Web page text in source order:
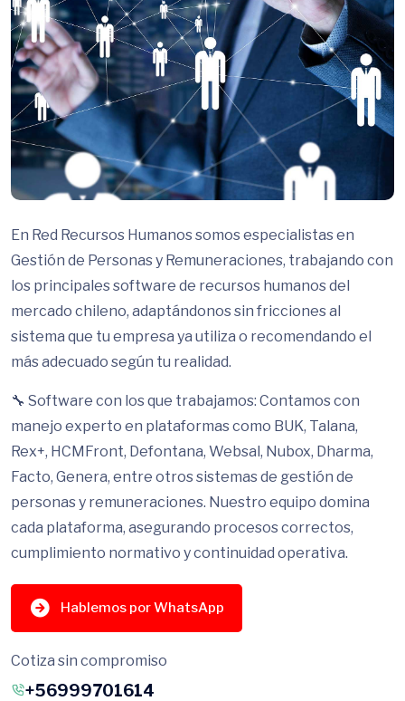
En Red Recursos Humanos somos especialistas en
Gestión de Personas y Remuneraciones, trabajando con
los principales software de recursos humanos del
mercado chileno, adaptándonos sin fricciones al
sistema que tu empresa ya utiliza o recomendando el
más adecuado según tu realidad.
🔧 Software con los que trabajamos: Contamos con
manejo experto en plataformas como BUK, Talana,
Rex+, HCMFront, Defontana, Websal, Nubox, Dharma,
Facto, Genera, entre otros sistemas de gestión de
personas y remuneraciones. Nuestro equipo domina
cada plataforma, asegurando procesos correctos,
cumplimiento normativo y continuidad operativa.
Hablemos por WhatsApp
Cotiza sin compromiso
+56999701614